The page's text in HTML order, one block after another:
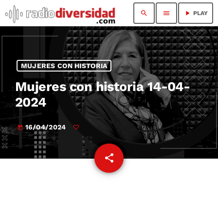
search menu play_arrow PLAY
MUJERES CON HISTORIA
Mujeres con historia 14-04-
2024
today 16/04/2024
share
email